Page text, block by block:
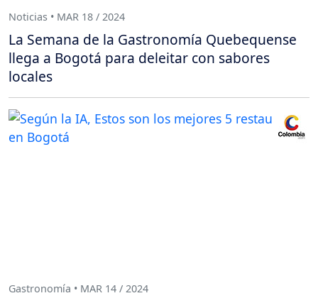
Noticias • MAR 18 / 2024
La Semana de la Gastronomía Quebequense
llega a Bogotá para deleitar con sabores
locales
Gastronomía • MAR 14 / 2024